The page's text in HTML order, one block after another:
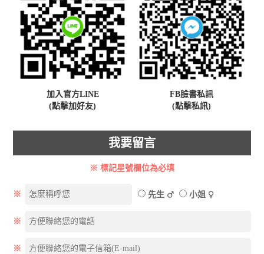
加入官方LINE
(點擊加好友)
FB臉書私訊
(點擊私訊)
我要留言
※ 標記星號欄位為必填
※ 先生 小姐
※
※